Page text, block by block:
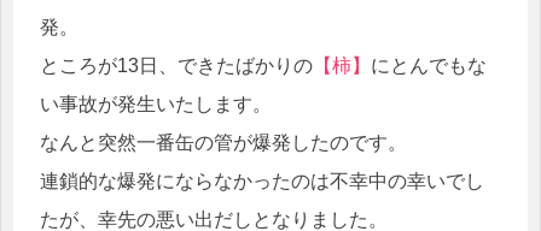
発。
ところが13日、できたばかりの 【柿】 にとんでもな
い事故が発生いたします。
なんと突然一番缶の管が爆発したのです。
連鎖的な爆発にならなかったのは不幸中の幸いでし
たが、幸先の悪い出だしとなりました。